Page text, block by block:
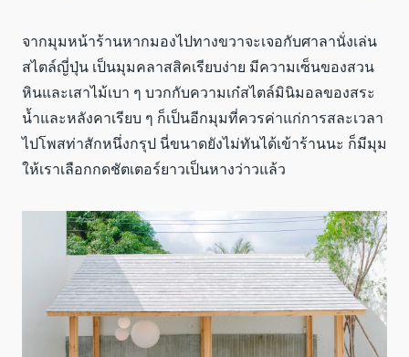
จากมุมหน้าร้านหากมองไปทางขวาจะเจอกับศาลานั่งเล่น
สไตล์ญี่ปุ่น เป็นมุมคลาสสิคเรียบง่าย มีความเซ็นของสวน
หินและเสาไม้เบา ๆ บวกกับความเก๋สไตล์มินิมอลของสระ
น้ำและหลังคาเรียบ ๆ ก็เป็นอีกมุมที่ควรค่าแก่การสละเวลา
ไปโพสท่าสักหนึ่งกรุป นี่ขนาดยังไม่ทันได้เข้าร้านนะ ก็มีมุม
ให้เราเลือกกดชัตเตอร์ยาวเป็นหางว่าวแล้ว